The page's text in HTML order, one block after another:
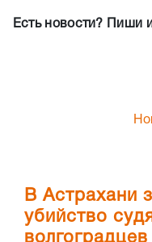
Есть новости? Пиши
В Астрахани
убийство
волгоградцев